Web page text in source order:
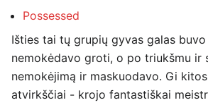
Possessed
Išties tai tų grupių gyvas galas
nemokėdavo groti, o po triukšmu ir
nemokėjimą ir maskuodavo. Gi
atvirkščiai - krojo fantastiškai